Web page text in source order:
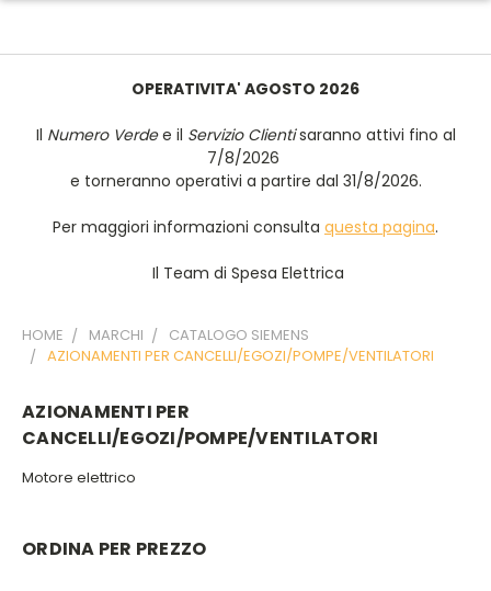
OPERATIVITA' AGOSTO 2026
Il Numero Verdee il Servizio Clientisaranno attivi fino al
7/8/2026
e torneranno operativi a partire dal 31/8/2026.
Per maggiori informazioni consulta questa pagina.
Il Team di Spesa Elettrica
HOME MARCHI
CATALOGO SIEMENS
AZIONAMENTI PER CANCELLI/EGOZI/POMPE/VENTILATORI
AZIONAMENTI PER
CANCELLI/EGOZI/POMPE/VENTILATORI
Motore elettrico
ORDINA PER PREZZO